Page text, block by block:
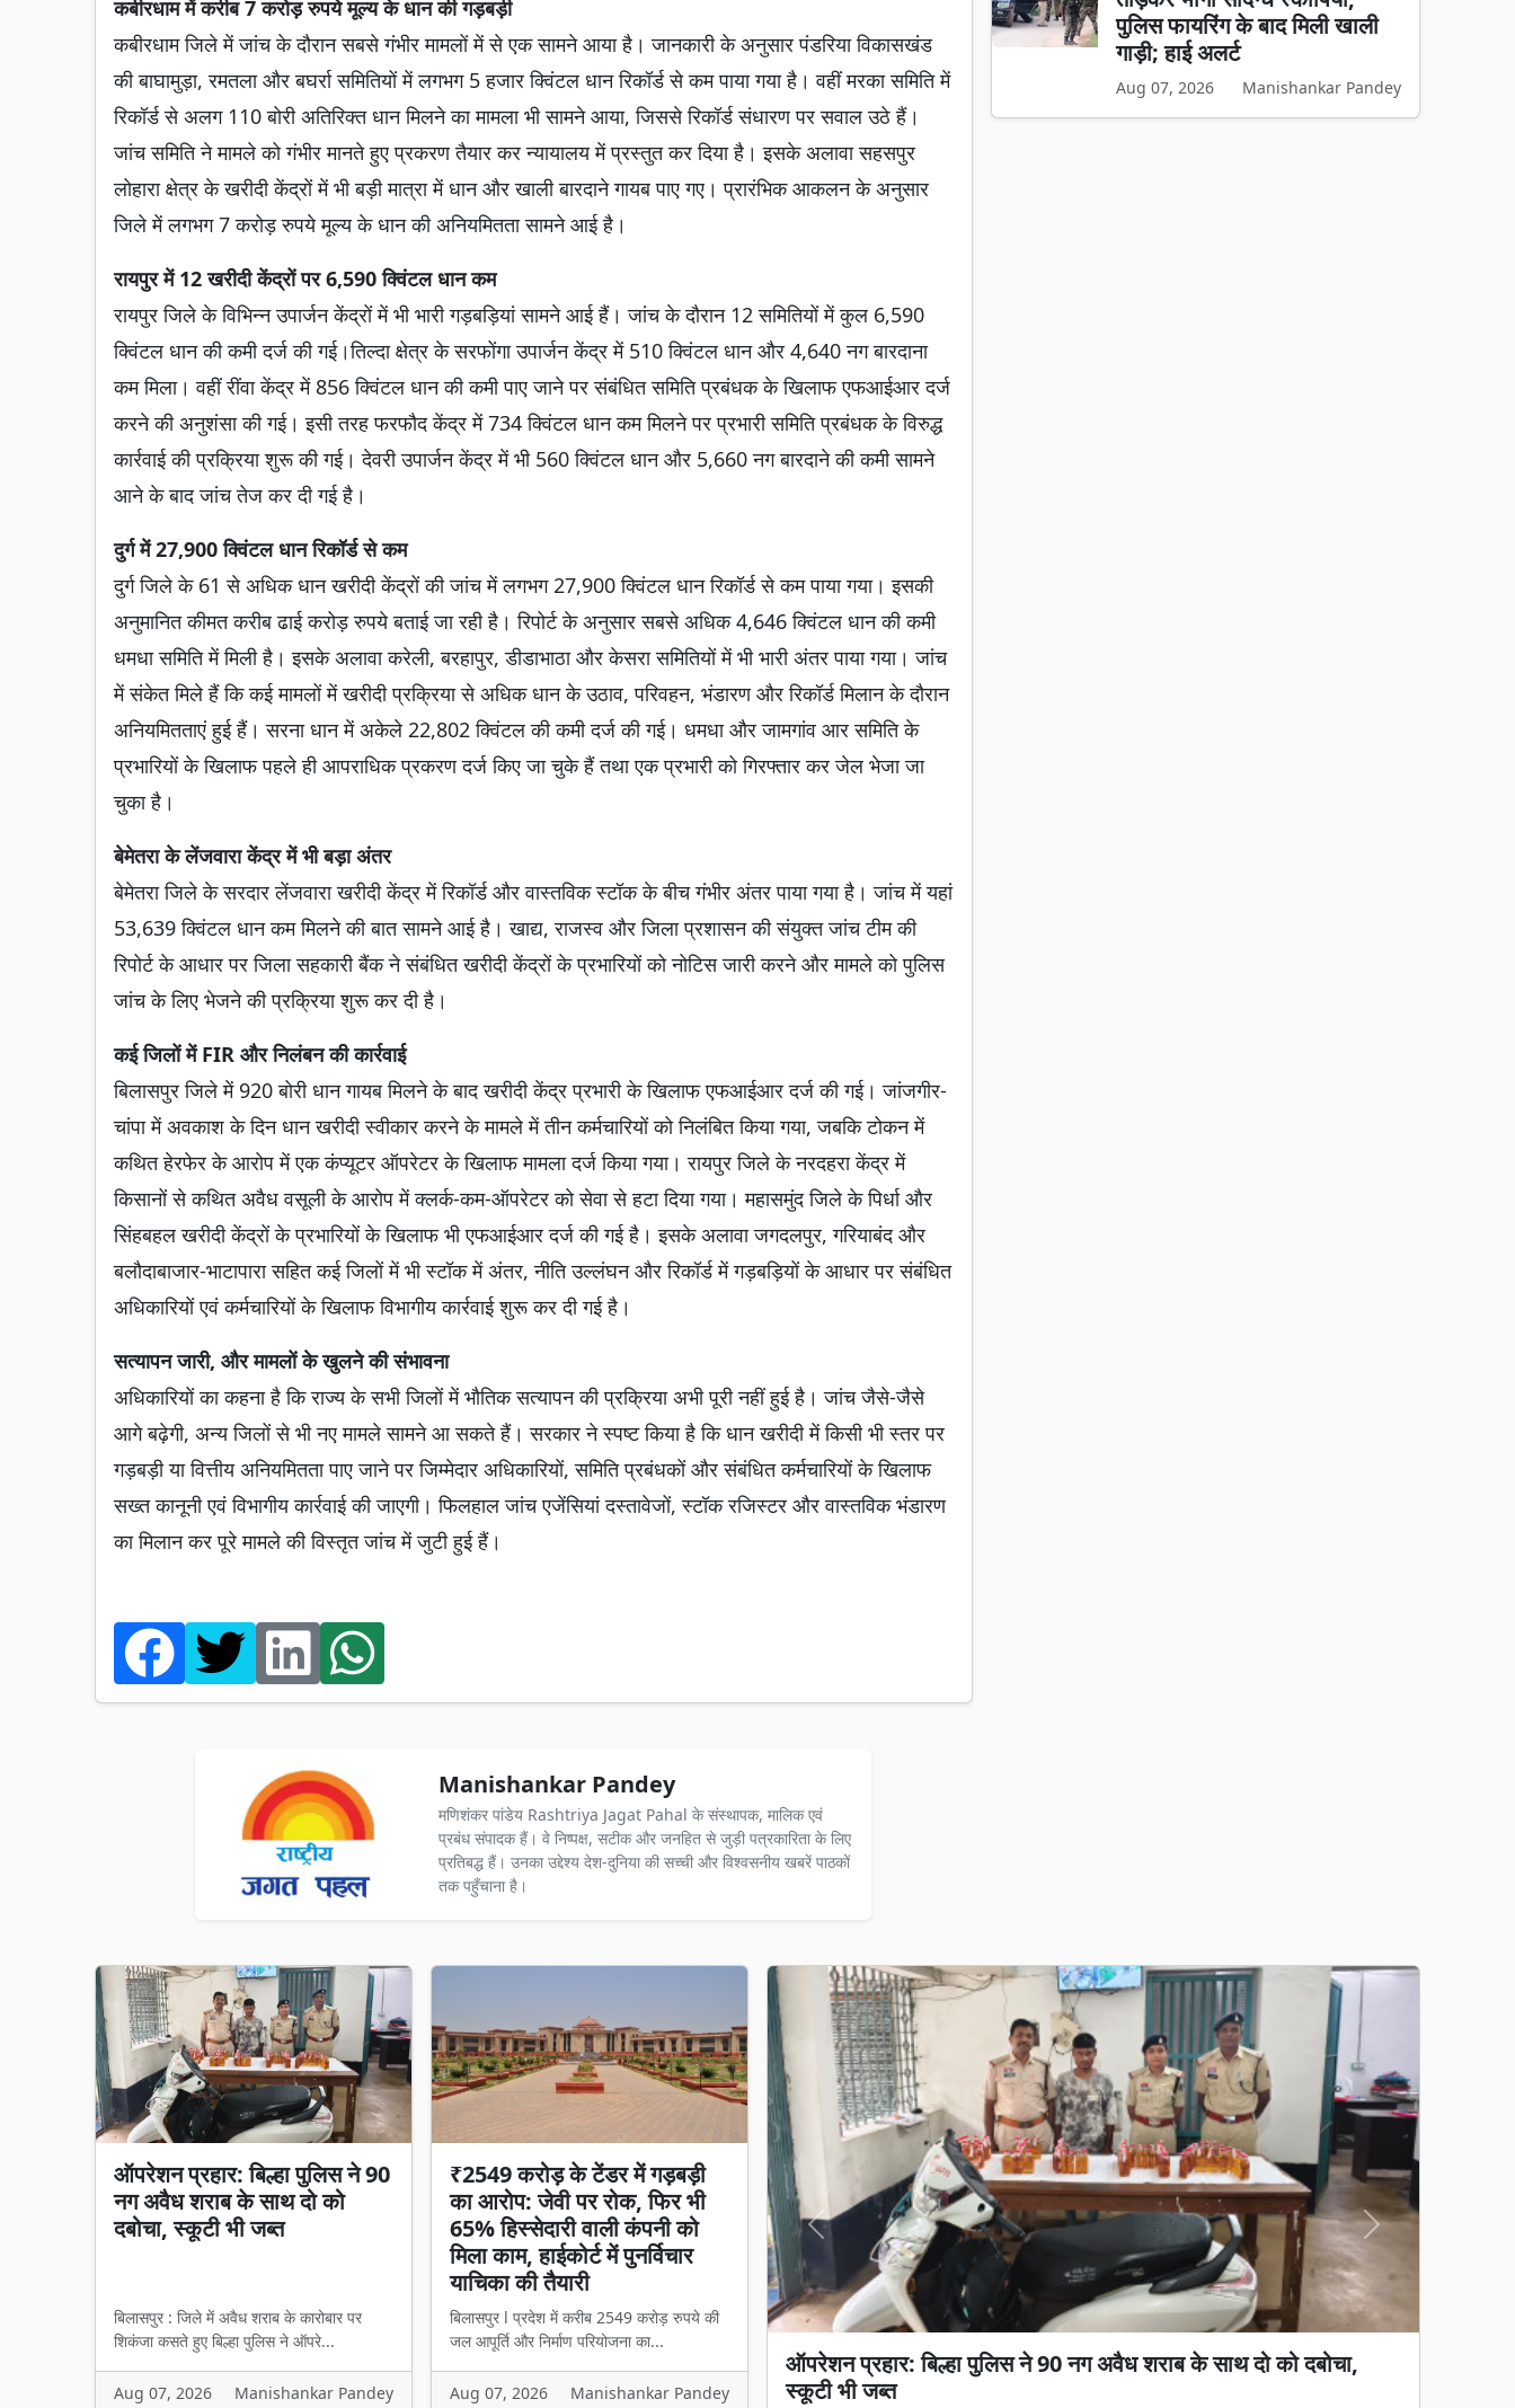
कबीरधाम में करीब 7 करोड़ रुपये मूल्य के धान की गड़बड़ी
कबीरधाम जिले में जांच के दौरान सबसे गंभीर मामलों में से एक सामने आया है। जानकारी के अनुसार पंडरिया विकासखंड
की बाघामुड़ा, रमतला और बघर्रा समितियों में लगभग 5 हजार क्विंटल धान रिकॉर्ड से कम पाया गया है। वहीं मरका समिति में
रिकॉर्ड से अलग 110 बोरी अतिरिक्त धान मिलने का मामला भी सामने आया, जिससे रिकॉर्ड संधारण पर सवाल उठे हैं।
जांच समिति ने मामले को गंभीर मानते हुए प्रकरण तैयार कर न्यायालय में प्रस्तुत कर दिया है। इसके अलावा सहसपुर
लोहारा क्षेत्र के खरीदी केंद्रों में भी बड़ी मात्रा में धान और खाली बारदाने गायब पाए गए। प्रारंभिक आकलन के अनुसार
जिले में लगभग 7 करोड़ रुपये मूल्य के धान की अनियमितता सामने आई है।
रायपुर में 12 खरीदी केंद्रों पर 6,590 क्विंटल धान कम
रायपुर जिले के विभिन्न उपार्जन केंद्रों में भी भारी गड़बड़ियां सामने आई हैं। जांच के दौरान 12 समितियों में कुल 6,590
क्विंटल धान की कमी दर्ज की गई।तिल्दा क्षेत्र के सरफोंगा उपार्जन केंद्र में 510 क्विंटल धान और 4,640 नग बारदाना
कम मिला। वहीं रींवा केंद्र में 856 क्विंटल धान की कमी पाए जाने पर संबंधित समिति प्रबंधक के खिलाफ एफआईआर दर्ज
करने की अनुशंसा की गई। इसी तरह फरफौद केंद्र में 734 क्विंटल धान कम मिलने पर प्रभारी समिति प्रबंधक के विरुद्ध
कार्रवाई की प्रक्रिया शुरू की गई। देवरी उपार्जन केंद्र में भी 560 क्विंटल धान और 5,660 नग बारदाने की कमी सामने
आने के बाद जांच तेज कर दी गई है।
दुर्ग में 27,900 क्विंटल धान रिकॉर्ड से कम
दुर्ग जिले के 61 से अधिक धान खरीदी केंद्रों की जांच में लगभग 27,900 क्विंटल धान रिकॉर्ड से कम पाया गया। इसकी
अनुमानित कीमत करीब ढाई करोड़ रुपये बताई जा रही है। रिपोर्ट के अनुसार सबसे अधिक 4,646 क्विंटल धान की कमी
धमधा समिति में मिली है। इसके अलावा करेली, बरहापुर, डीडाभाठा और केसरा समितियों में भी भारी अंतर पाया गया। जांच
में संकेत मिले हैं कि कई मामलों में खरीदी प्रक्रिया से अधिक धान के उठाव, परिवहन, भंडारण और रिकॉर्ड मिलान के दौरान
अनियमितताएं हुई हैं। सरना धान में अकेले 22,802 क्विंटल की कमी दर्ज की गई। धमधा और जामगांव आर समिति के
प्रभारियों के खिलाफ पहले ही आपराधिक प्रकरण दर्ज किए जा चुके हैं तथा एक प्रभारी को गिरफ्तार कर जेल भेजा जा
चुका है।
बेमेतरा के लेंजवारा केंद्र में भी बड़ा अंतर
बेमेतरा जिले के सरदार लेंजवारा खरीदी केंद्र में रिकॉर्ड और वास्तविक स्टॉक के बीच गंभीर अंतर पाया गया है। जांच में यहां
53,639 क्विंटल धान कम मिलने की बात सामने आई है। खाद्य, राजस्व और जिला प्रशासन की संयुक्त जांच टीम की
रिपोर्ट के आधार पर जिला सहकारी बैंक ने संबंधित खरीदी केंद्रों के प्रभारियों को नोटिस जारी करने और मामले को पुलिस
जांच के लिए भेजने की प्रक्रिया शुरू कर दी है।
कई जिलों में FIR और निलंबन की कार्रवाई
बिलासपुर जिले में 920 बोरी धान गायब मिलने के बाद खरीदी केंद्र प्रभारी के खिलाफ एफआईआर दर्ज की गई। जांजगीर-
चांपा में अवकाश के दिन धान खरीदी स्वीकार करने के मामले में तीन कर्मचारियों को निलंबित किया गया, जबकि टोकन में
कथित हेरफेर के आरोप में एक कंप्यूटर ऑपरेटर के खिलाफ मामला दर्ज किया गया। रायपुर जिले के नरदहरा केंद्र में
किसानों से कथित अवैध वसूली के आरोप में क्लर्क-कम-ऑपरेटर को सेवा से हटा दिया गया। महासमुंद जिले के पिर्धा और
सिंहबहल खरीदी केंद्रों के प्रभारियों के खिलाफ भी एफआईआर दर्ज की गई है। इसके अलावा जगदलपुर, गरियाबंद और
बलौदाबाजार-भाटापारा सहित कई जिलों में भी स्टॉक में अंतर, नीति उल्लंघन और रिकॉर्ड में गड़बड़ियों के आधार पर संबंधित
अधिकारियों एवं कर्मचारियों के खिलाफ विभागीय कार्रवाई शुरू कर दी गई है।
सत्यापन जारी, और मामलों के खुलने की संभावना
अधिकारियों का कहना है कि राज्य के सभी जिलों में भौतिक सत्यापन की प्रक्रिया अभी पूरी नहीं हुई है। जांच जैसे-जैसे
आगे बढ़ेगी, अन्य जिलों से भी नए मामले सामने आ सकते हैं। सरकार ने स्पष्ट किया है कि धान खरीदी में किसी भी स्तर पर
गड़बड़ी या वित्तीय अनियमितता पाए जाने पर जिम्मेदार अधिकारियों, समिति प्रबंधकों और संबंधित कर्मचारियों के खिलाफ
सख्त कानूनी एवं विभागीय कार्रवाई की जाएगी। फिलहाल जांच एजेंसियां दस्तावेजों, स्टॉक रजिस्टर और वास्तविक भंडारण
का मिलान कर पूरे मामले की विस्तृत जांच में जुटी हुई हैं।
Manishankar Pandey
मणिशंकर पांडेय Rashtriya Jagat Pahal के संस्थापक, मालिक एवं
प्रबंध संपादक हैं। वे निष्पक्ष, सटीक और जनहित से जुड़ी पत्रकारिता के लिए
प्रतिबद्ध हैं। उनका उद्देश्य देश-दुनिया की सच्ची और विश्वसनीय खबरें पाठकों
तक पहुँचाना है।
पुलिस फायरिंग के बाद मिली खाली
गाड़ी; हाई अलर्ट
Aug 07, 2026 Manishankar Pandey
ऑपरेशन प्रहार: बिल्हा पुलिस ने 90
नग अवैध शराब के साथ दो को
दबोचा, स्कूटी भी जब्त
बिलासपुर : जिले में अवैध शराब के कारोबार पर
शिकंजा कसते हुए बिल्हा पुलिस ने ऑपरे...
Aug 07, 2026 Manishankar Pandey
₹2549 करोड़ के टेंडर में गड़बड़ी
का आरोप: जेवी पर रोक, फिर भी
65% हिस्सेदारी वाली कंपनी को
मिला काम, हाईकोर्ट में पुनर्विचार
याचिका की तैयारी
बिलासपुर l प्रदेश में करीब 2549 करोड़ रुपये की
जल आपूर्ति और निर्माण परियोजना का...
Aug 07, 2026 Manishankar Pandey
₹2549 करोड़ के टेंडर में गड़बड़ी का आरोप: जेवी पर रोक, फिर भी 65%
हिस्सेदारी वाली कंपनी को मिला काम, हाईकोर्ट में पुनर्विचार याचिका की तैयारी
Previous Next